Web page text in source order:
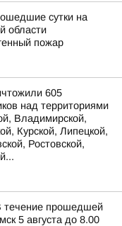
сутки на
области
пожар
605
над территориями
Владимирской,
Курской, Липецкой,
Ростовской,
течение прошедшей
5 августа до 8.00